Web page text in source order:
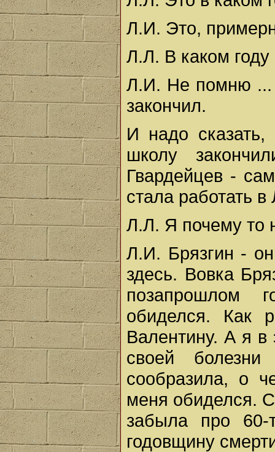
Л.И. Это,
Л.Л. В каком
Л.И. Не помню ...
закончил.
И надо
школу
Гвардейцев -
стала работать в
Л.Л. Я почему то
Л.И. Брязгин -
здесь. Вовка
позапрошлом
обиделся.
Валентину. А я
своей
сообразила, о
меня обиделся.
забыла про
годовщину